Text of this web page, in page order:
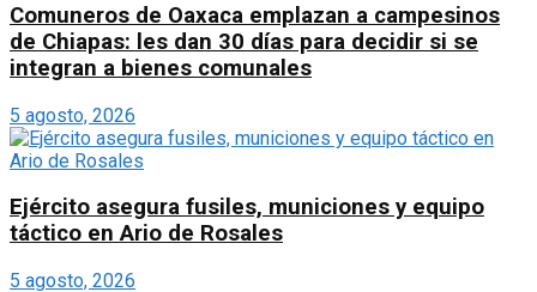
Comuneros de Oaxaca emplazan a campesinos
de Chiapas: les dan 30 días para decidir si se
integran a bienes comunales
5 agosto, 2026
Ejército asegura fusiles, municiones y equipo
táctico en Ario de Rosales
5 agosto, 2026